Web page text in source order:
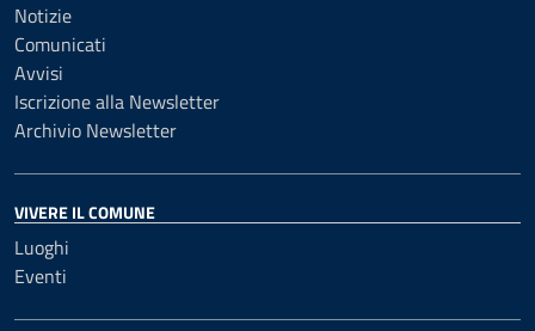
Notizie
Comunicati
Avvisi
Iscrizione alla Newsletter
Archivio Newsletter
VIVERE IL COMUNE
Luoghi
Eventi